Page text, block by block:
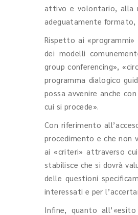
attivo e volontario, alla
adeguatamente
Rispetto ai
dei modelli
group conferencing»,
programma dialogico
possa avvenire anche
cui si procede».
Con riferimento
procedimento e che non
ai «criteri» attraverso
stabilisce che si dovrà
delle questioni
interessati e per
Infine, quanto